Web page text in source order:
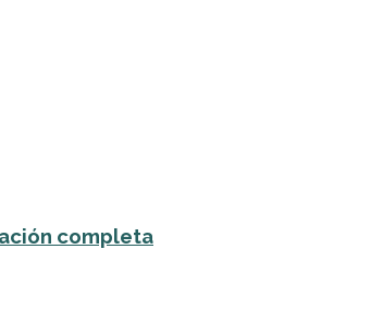
completa